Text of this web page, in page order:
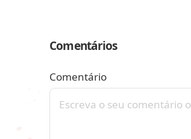
Comentários
Comentário